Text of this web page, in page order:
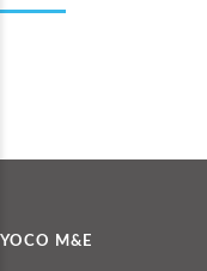
YOCO M&E